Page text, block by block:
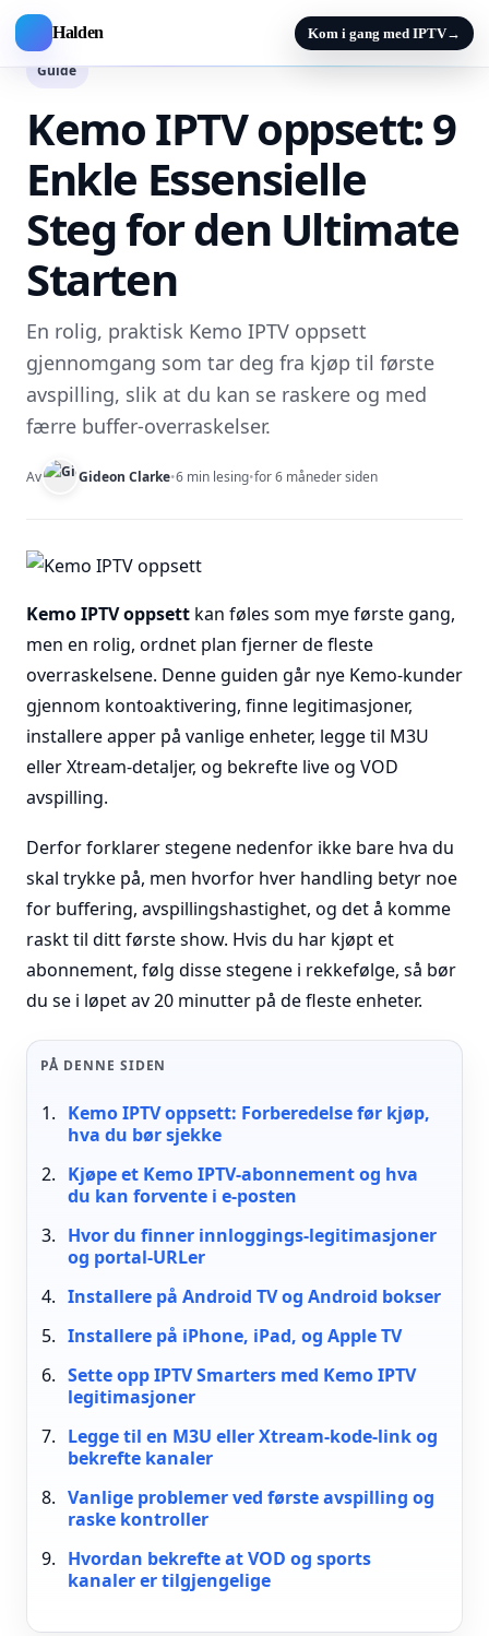
Halden Kom i gang med IPTV→
Guide
Kemo IPTV oppsett: 9
Enkle Essensielle
Steg for den Ultimate
Starten
En rolig, praktisk Kemo IPTV oppsett
gjennomgang som tar deg fra kjøp til første
avspilling, slik at du kan se raskere og med
færre buffer-overraskelser.
Av Gideon Clarke•6 min lesing•for 6 måneder siden
Kemo IPTV oppsett kan føles som mye første gang,
men en rolig, ordnet plan fjerner de fleste
overraskelsene. Denne guiden går nye Kemo-kunder
gjennom kontoaktivering, finne legitimasjoner,
installere apper på vanlige enheter, legge til M3U
eller Xtream-detaljer, og bekrefte live og VOD
avspilling.
Derfor forklarer stegene nedenfor ikke bare hva du
skal trykke på, men hvorfor hver handling betyr noe
for buffering, avspillingshastighet, og det å komme
raskt til ditt første show. Hvis du har kjøpt et
abonnement, følg disse stegene i rekkefølge, så bør
du se i løpet av 20 minutter på de fleste enheter.
PÅ DENNE SIDEN
Kemo IPTV oppsett: Forberedelse før kjøp,
hva du bør sjekke
Kjøpe et Kemo IPTV-abonnement og hva
du kan forvente i e-posten
Hvor du finner innloggings-legitimasjoner
og portal-URLer
Installere på Android TV og Android bokser
Installere på iPhone, iPad, og Apple TV
Sette opp IPTV Smarters med Kemo IPTV
legitimasjoner
Legge til en M3U eller Xtream-kode-link og
bekrefte kanaler
Vanlige problemer ved første avspilling og
raske kontroller
Hvordan bekrefte at VOD og sports
kanaler er tilgjengelige